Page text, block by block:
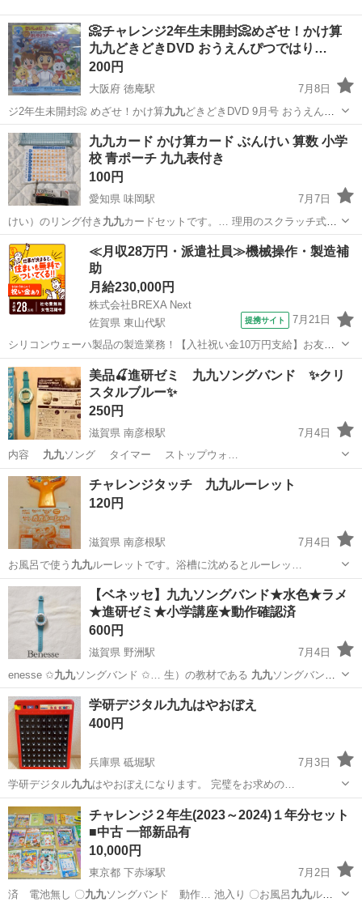
📀チャレンジ2年生未開封📀めざせ！かけ算
九九どきどきDVD おうえんぴつではり…
200円
大阪府 徳庵駅
7月8日
ジ2年生未開封📀 めざせ！かけ算九九どきどきDVD 9月号 おうえんぴ
つ…
大阪 東大阪市 徳庵駅 キッズ用品
九九カード かけ算カード ぶんけい 算数 小学
校 青ポーチ 九九表付き
100円
愛知県 味岡駅
7月7日
けい）のリング付き 九九カードセットです。… 理用のスクラッチ式九
九シートがセットにな… ●セット内容： ・九九カード（1〜4の段… ま
り 各1冊） ・
九九 表（スクラッチ仕様… ----- #九九カード #かけ算カ…
愛知 小牧市 味岡駅 キッズ用品 カード
≪月収28万円・派遣社員≫機械操作・製造補
助
月給230,000円
株式会社BREXA Next
佐賀県 東山代駅
提携サイト 7月21日
シリコンウェーハ製品の製造業務！【入社祝い金10万円支給】お友達
やカップルとの応募OK◎年間休日129日＆休出なしでプライベート充
実♪業務はクリーンルームで快適作業◎自社正社員登用制度あり★1食
300円～の格安食堂あり！《佐...
佐賀 伊万里市 東山代駅 その他
美品🍒進研ゼミ 九九ソングバンド ✨クリ
スタルブルー✨
250円
滋賀県 南彦根駅
7月4日
内容 九九ソング タイマー ストップウォ…
滋賀 彦根市 キッズ用品
チャレンジタッチ 九九ルーレット
120円
滋賀県 南彦根駅
7月4日
お風呂で使う 九九ルーレットです。浴槽に沈めるとルーレッ…
滋賀 彦根市 南彦根駅 キッズ用品 ルーレット
【ベネッセ】九九ソングバンド★水色★ラメ
★進研ゼミ★小学講座★動作確認済
600円
滋賀県 野洲駅
7月4日
enesse ✩︎九九ソングバンド ✩︎… 生）の教材である 九九ソングバンド
です。… 遊び感覚で楽しく九九の歌を聴いたりクイ… 校低学年のお子
様の九九学習に大変おすすめ… ャレンジ2年生 #九九
九…
滋賀 野洲市 野洲駅 おもちゃ
学研デジタル九九はやおぼえ
400円
兵庫県 砥堀駅
7月3日
学研デジタル九九はやおぼえになります。 完璧をお求めの…
兵庫 姫路市 おもちゃ
チャレンジ２年生(2023～2024)１年分セット
■中古 一部新品有
10,000円
東京都 下赤塚駅
7月2日
済 電池無し 〇九九ソングバンド 動作… 池入り 〇お風呂 九九ルー